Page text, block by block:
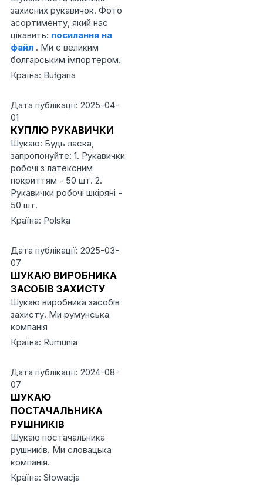
захисних рукавичок. Фото
асортименту, який нас
цікавить: посилання на
файл. Ми є великим
болгарським імпортером.
Країна: Bułgaria
Дата публікації: 2025-04-
01
КУПЛЮ РУКАВИЧКИ
Шукаю: Будь ласка,
запропонуйте: 1. Рукавички
робочі з латексним
покриттям - 50 шт. 2.
Рукавички робочі шкіряні -
50 шт.
Країна: Polska
Дата публікації: 2025-03-
07
ШУКАЮ ВИРОБНИКА
ЗАСОБІВ ЗАХИСТУ
Шукаю виробника засобів
захисту. Ми румунська
компанія
Країна: Rumunia
Дата публікації: 2024-08-
07
ШУКАЮ
ПОСТАЧАЛЬНИКА
РУШНИКІВ
Шукаю постачальника
рушників. Ми словацька
компанія.
Країна: Słowacja